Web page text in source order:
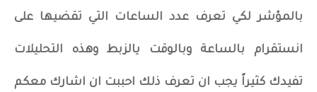
بالمؤشر لكي تعرف عدد الساعات التي تقضيها على
انستقرام بالساعة وبالوقت يالزبط وهذه التحليلات
تفيدك كثيراً يجب ان تعرف ذلك احببت ان اشارك معكم